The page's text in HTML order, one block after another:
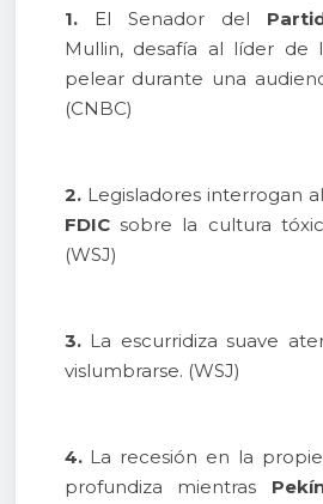
1.El Senador del
Mullin, desafía al líder de
pelear durante una
(CNBC)
2.Legisladores interrogan
FDICsobre la cultura
(WSJ)
3.La escurridiza suave
vislumbrarse. (WSJ)
4.La recesión en la
profundiza mientras